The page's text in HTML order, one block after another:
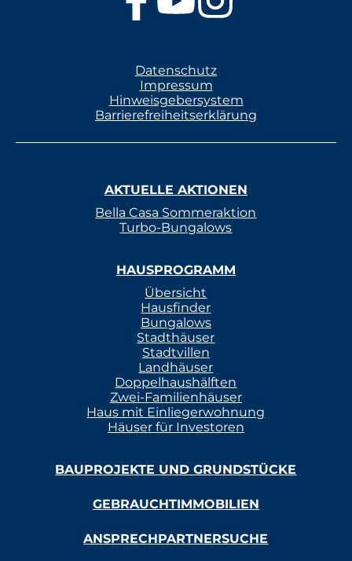
Datenschutz
Impressum
Hinweisgebersystem
Barrierefreiheitserklärung
AKTUELLE AKTIONEN
Bella Casa Sommeraktion
Turbo-Bungalows
HAUSPROGRAMM
Übersicht
Hausfinder
Bungalows
Stadthäuser
Stadtvillen
Landhäuser
Doppelhaushälften
Zwei-Familienhäuser
Haus mit Einliegerwohnung
Häuser für Investoren
BAUPROJEKTE UND GRUNDSTÜCKE
GEBRAUCHTIMMOBILIEN
ANSPRECHPARTNERSUCHE